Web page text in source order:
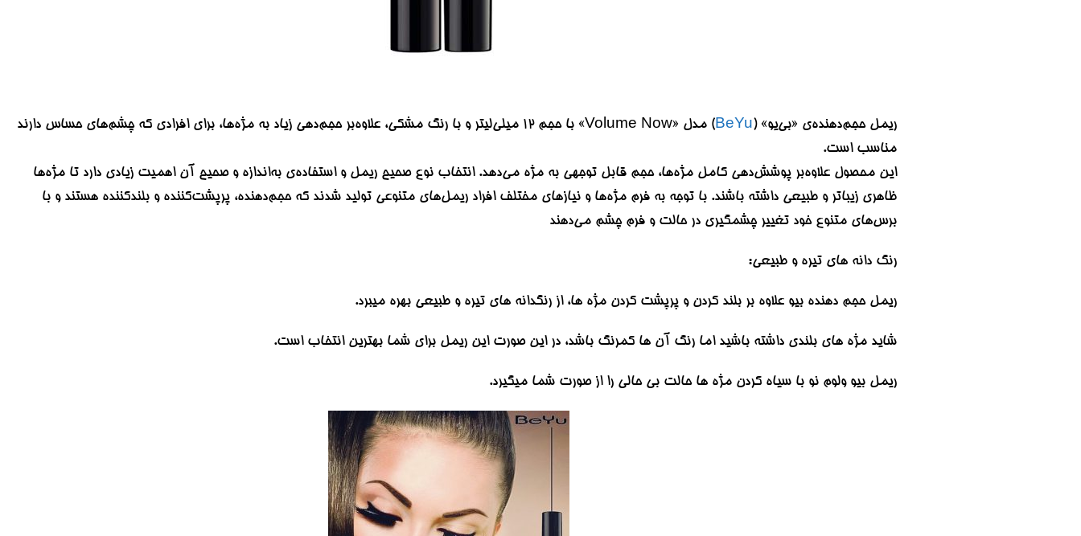
ریمل حجم‌دهنده‌ی «بی‌یو» (BeYu
) مدل «Volume Now» با حجم 12 میلی‌لیتر و با رنگ مشکی، علاوه‌بر حجم‌دهی زیاد به مژه‌ها، برای افرادی که چشم‌های حساس دارند
مناسب است.
این محصول علاوه‌بر پوشش‌دهی کامل مژه‌ها، حجم قابل توجهی به مژه می‌دهد. انتخاب نوع صحیح ریمل و استفاده‌ی به‌اندازه و صحیح آن اهمیت زیادی دارد تا مژه‌ها
ظاهری زیباتر و طبیعی داشته باشند. با توجه به فرم مژه‌ها و نیاز‌های مختلف افراد ریمل‌های متنوعی تولید شدند که حجم‌دهنده، پرپشت‌کننده و بلندکننده هستند و با
برس‌های متنوع خود تغییر چشمگیری در حالت و فرم چشم می‌دهند
رنگ دانه های تیره و طبیعی:
ریمل حجم دهنده بیو علاوه بر بلند کردن و پرپشت کردن مژه ها، از رنگدانه های تیره و طبیعی بهره میبرد.
شاید مژه های بلندی داشته باشید اما رنگ آن ها کمرنگ باشد، در این صورت این ریمل برای شما بهترین انتخاب است.
ریمل بیو ولوم نو با سیاه کردن مژه ها حالت بی حالی را از صورت شما میگیرد.